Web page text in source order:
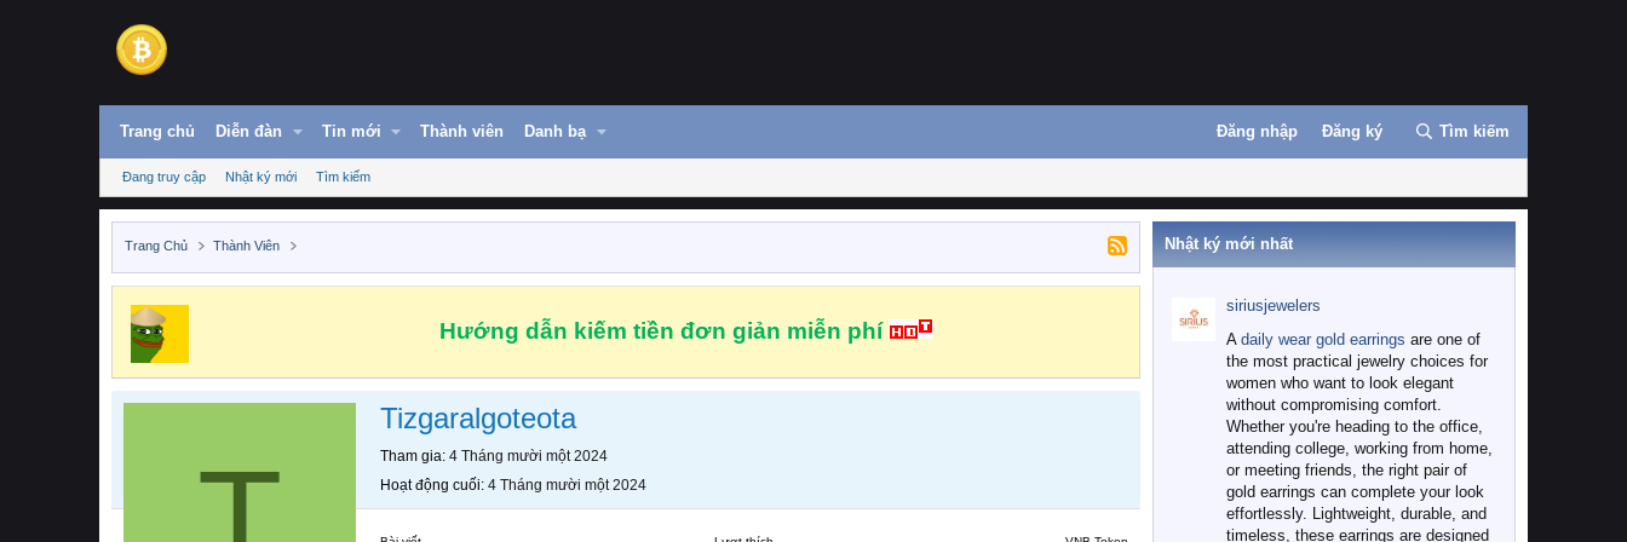
Trang chủ Diễn đàn Tin mới Thành viên Danh bạ Đăng nhập Đăng ký Tìm kiếm
Đang truy cập Nhật ký mới Tìm kiếm
Trang Chủ Thành Viên
Hướng dẫn kiếm tiền đơn giản miễn phí
Tizgaralgoteota
Tham gia 4 Tháng mười một 2024
Hoạt động cuối 4 Tháng mười một 2024
Nhật ký mới nhất
siriusjewelers
A daily wear gold earrings are one of
the most practical jewelry choices for
women who want to look elegant
without compromising comfort.
Whether you're heading to the office,
attending college, working from home,
or meeting friends, the right pair of
gold earrings can complete your look
effortlessly. Lightweight, durable, and
timeless, these earrings are designed